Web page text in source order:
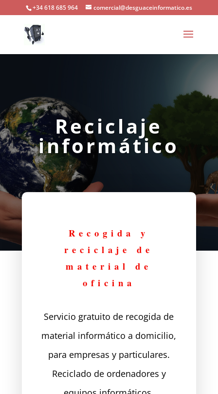
+34 618 685 964 comercial@desguaceinformatico.es
Reciclaje
informático
Recogida y
reciclaje de
material de
oficina
Servicio gratuito de recogida de
material informático a domicilio,
para empresas y particulares.
Reciclado de ordenadores y